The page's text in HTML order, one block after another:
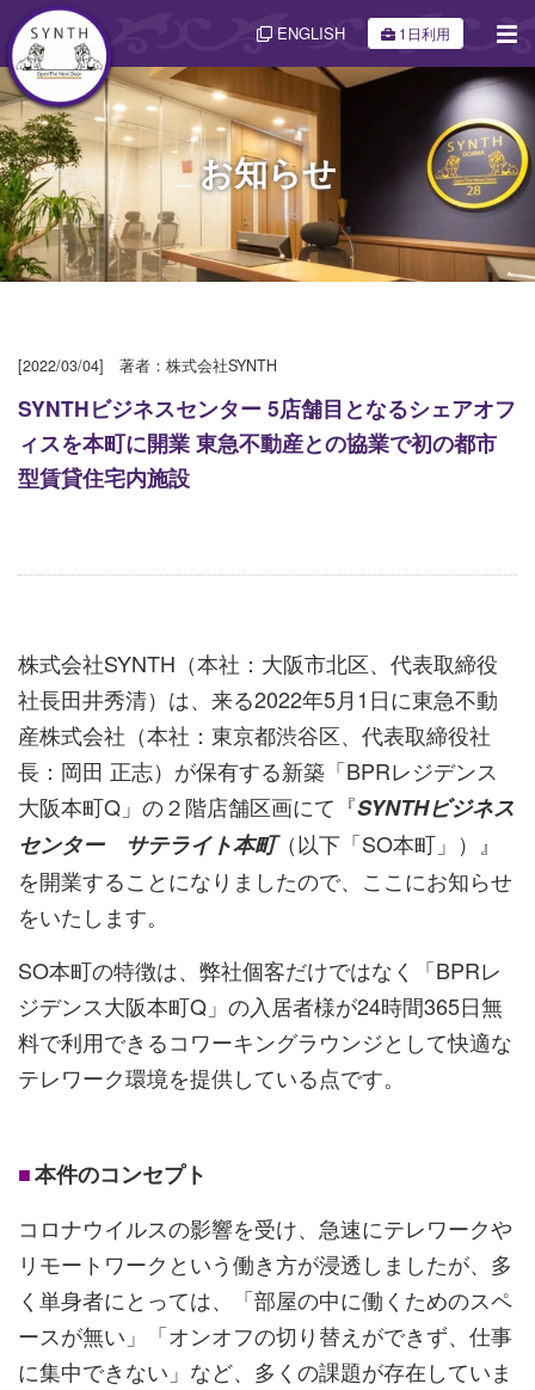
ENGLISH 1日利用
お知らせ
[2022/03/04] 著者：株式会社SYNTH
SYNTHビジネスセンター 5店舗目となるシェアオフ
ィスを本町に開業 東急不動産との協業で初の都市
型賃貸住宅内施設
株式会社SYNTH（本社：大阪市北区、代表取締役
社長田井秀清）は、来る2022年5月1日に東急不動
産株式会社（本社：東京都渋谷区、代表取締役社
長：岡田 正志）が保有する新築「BPRレジデンス
大阪本町Q」の２階店舗区画にて『SYNTHビジネス
センター サテライト本町（以下「SO本町」）』
を開業することになりましたので、ここにお知らせ
をいたします。
SO本町の特徴は、弊社個客だけではなく「BPRレ
ジデンス大阪本町Q」の入居者様が24時間365日無
料で利用できるコワーキングラウンジとして快適な
テレワーク環境を提供している点です。
■本件のコンセプト
コロナウイルスの影響を受け、急速にテレワークや
リモートワークという働き方が浸透しましたが、多
く単身者にとっては、「部屋の中に働くためのスペ
ースが無い」「オンオフの切り替えができず、仕事
に集中できない」など、多くの課題が存在していま